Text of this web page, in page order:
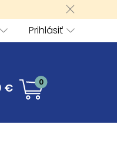
Prihlásiť
€ 0